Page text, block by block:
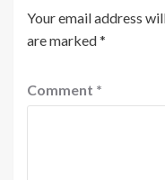
Your email address
are marked*
Comment *